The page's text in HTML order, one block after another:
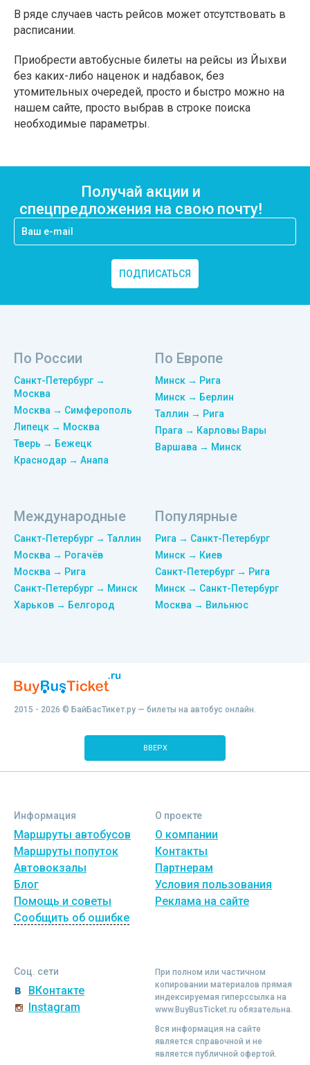
В ряде случаев часть рейсов может отсутствовать в
расписании.
Приобрести автобусные билеты на рейсы из Йыхви
без каких-либо наценок и надбавок, без
утомительных очередей, просто и быстро можно на
нашем сайте, просто выбрав в строке поиска
необходимые параметры.
Получай акции и
спецпредложения на свою почту!
ПОДПИСАТЬСЯ
По России
Санкт-Петербург →
Москва
Москва → Симферополь
Липецк → Москва
Тверь → Бежецк
Краснодар → Анапа
По Европе
Минск → Рига
Минск → Берлин
Таллин → Рига
Прага → Карловы Вары
Варшава → Минск
Международные
Санкт-Петербург → Таллин
Москва → Рогачёв
Москва → Рига
Санкт-Петербург → Минск
Харьков → Белгород
Популярные
Рига → Санкт-Петербург
Минск → Киев
Санкт-Петербург → Рига
Минск → Санкт-Петербург
Москва → Вильнюс
2015 - 2026 © БайБасТикет.ру — билеты на автобус онлайн.
ВВЕРХ
Информация
Маршруты автобусов
Маршруты попуток
Автовокзалы
Блог
Помощь и советы
Сообщить об ошибке
О проекте
О компании
Контакты
Партнерам
Условия пользования
Реклама на сайте
Соц. сети
ВКонтакте
Instagram
При полном или частичном
копировании материалов прямая
индексируемая гиперссылка на
www.BuyBusTicket.ru обязательна.
Вся информация на сайте
является справочной и не
является публичной офертой.